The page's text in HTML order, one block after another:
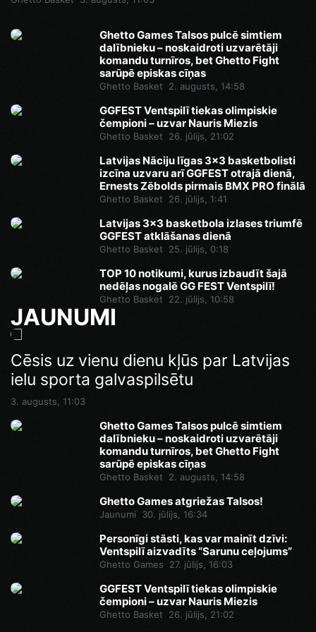
Ghetto Games Talsos pulcē simtiem
dalībnieku – noskaidroti uzvarētāji
komandu turnīros, bet Ghetto Fight
sarūpē episkas cīņas
Ghetto Basket 2. augusts, 14:58
GGFEST Ventspilī tiekas olimpiskie
čempioni – uzvar Nauris Miezis
Ghetto Basket 26. jūlijs, 21:02
Latvijas Nāciju līgas 3x3 basketbolisti
izcīna uzvaru arī GGFEST otrajā dienā,
Ernests Zēbolds pirmais BMX PRO finālā
Ghetto Basket 26. jūlijs, 1:41
Latvijas 3x3 basketbola izlases triumfē
GGFEST atklāšanas dienā
Ghetto Basket 25. jūlijs, 0:18
TOP 10 notikumi, kurus izbaudīt šajā
nedēļas nogalē GG FEST Ventspilī!
Ghetto Basket 22. jūlijs, 10:58
JAUNUMI
Cēsis uz vienu dienu kļūs par Latvijas
ielu sporta galvaspilsētu
3. augusts, 11:03
Ghetto Games Talsos pulcē simtiem
dalībnieku – noskaidroti uzvarētāji
komandu turnīros, bet Ghetto Fight
sarūpē episkas cīņas
Ghetto Basket 2. augusts, 14:58
Ghetto Games atgriežas Talsos!
Jaunumi 30. jūlijs, 16:34
Personīgi stāsti, kas var mainīt dzīvi:
Ventspilī aizvadīts “Sarunu ceļojums”
Ghetto Games 27. jūlijs, 16:03
GGFEST Ventspilī tiekas olimpiskie
čempioni – uzvar Nauris Miezis
Ghetto Basket 26. jūlijs, 21:02